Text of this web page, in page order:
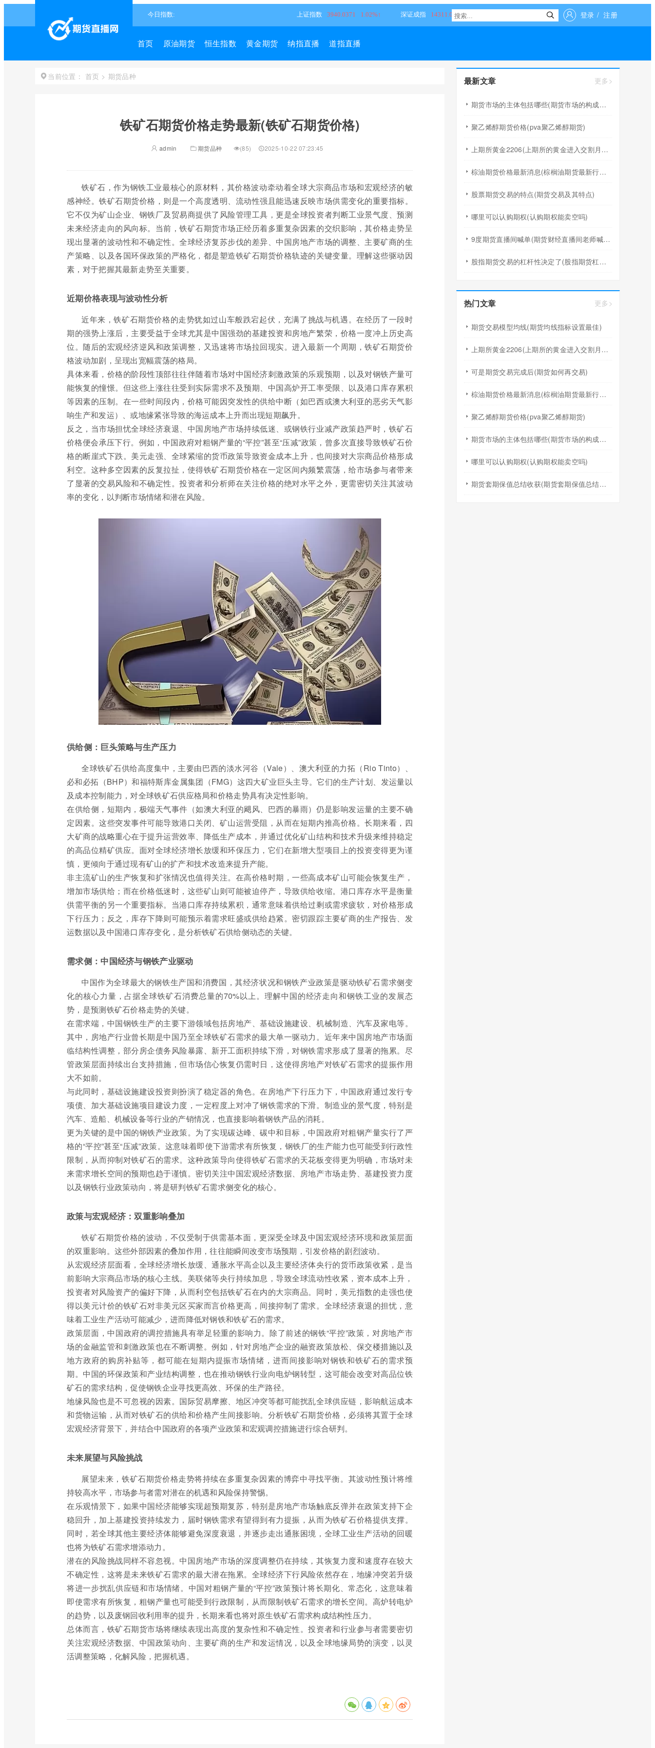
登录 / 注册
首页 原油期货 恒生指数 黄金期货 纳指直播 道指直播
当前位置： 首页 > 期货品种
铁矿石期货价格走势最新(铁矿石期货价格)
admin 期货品种 (85) 2025-10-22 07:23:45
铁矿石，作为钢铁工业最核心的原材料，其价格波动牵动着全球大宗商品市场和宏观经济的敏
感神经。铁矿石期货价格，则是一个高度透明、流动性强且能迅速反映市场供需变化的重要指标。
它不仅为矿山企业、钢铁厂及贸易商提供了风险管理工具，更是全球投资者判断工业景气度、预测
未来经济走向的风向标。当前，铁矿石期货市场正经历着多重复杂因素的交织影响，其价格走势呈
现出显著的波动性和不确定性。全球经济复苏步伐的差异、中国房地产市场的调整、主要矿商的生
产策略、以及各国环保政策的严格化，都是塑造铁矿石期货价格轨迹的关键变量。理解这些驱动因
素，对于把握其最新走势至关重要。
近期价格表现与波动性分析
近年来，铁矿石期货价格的走势犹如过山车般跌宕起伏，充满了挑战与机遇。在经历了一段时
期的强势上涨后，主要受益于全球尤其是中国强劲的基建投资和房地产繁荣，价格一度冲上历史高
位。随后的宏观经济逆风和政策调整，又迅速将市场拉回现实。进入最新一个周期，铁矿石期货价
格波动加剧，呈现出宽幅震荡的格局。
具体来看，价格的阶段性顶部往往伴随着市场对中国经济刺激政策的乐观预期，以及对钢铁产量可
能恢复的憧憬。但这些上涨往往受到实际需求不及预期、中国高炉开工率受限、以及港口库存累积
等因素的压制。在一些时间段内，价格可能因突发性的供给中断（如巴西或澳大利亚的恶劣天气影
响生产和发运）、或地缘紧张导致的海运成本上升而出现短期飙升。
反之，当市场担忧全球经济衰退、中国房地产市场持续低迷、或钢铁行业减产政策趋严时，铁矿石
价格便会承压下行。例如，中国政府对粗钢产量的“平控”甚至“压减”政策，曾多次直接导致铁矿石价
格的断崖式下跌。美元走强、全球紧缩的货币政策导致资金成本上升，也间接对大宗商品价格形成
利空。这种多空因素的反复拉扯，使得铁矿石期货价格在一定区间内频繁震荡，给市场参与者带来
了显著的交易风险和不确定性。投资者和分析师在关注价格的绝对水平之外，更需密切关注其波动
率的变化，以判断市场情绪和潜在风险。
供给侧：巨头策略与生产压力
全球铁矿石供给高度集中，主要由巴西的淡水河谷（Vale）、澳大利亚的力拓（Rio Tinto）、
必和必拓（BHP）和福特斯库金属集团（FMG）这四大矿业巨头主导。它们的生产计划、发运量以
及成本控制能力，对全球铁矿石供应格局和价格走势具有决定性影响。
在供给侧，短期内，极端天气事件（如澳大利亚的飓风、巴西的暴雨）仍是影响发运量的主要不确
定因素。这些突发事件可能导致港口关闭、矿山运营受阻，从而在短期内推高价格。长期来看，四
大矿商的战略重心在于提升运营效率、降低生产成本，并通过优化矿山结构和技术升级来维持稳定
的高品位精矿供应。面对全球经济增长放缓和环保压力，它们在新增大型项目上的投资变得更为谨
慎，更倾向于通过现有矿山的扩产和技术改造来提升产能。
非主流矿山的生产恢复和扩张情况也值得关注。在高价格时期，一些高成本矿山可能会恢复生产，
增加市场供给；而在价格低迷时，这些矿山则可能被迫停产，导致供给收缩。港口库存水平是衡量
供需平衡的另一个重要指标。当港口库存持续累积，通常意味着供给过剩或需求疲软，对价格形成
下行压力；反之，库存下降则可能预示着需求旺盛或供给趋紧。密切跟踪主要矿商的生产报告、发
运数据以及中国港口库存变化，是分析铁矿石供给侧动态的关键。
需求侧：中国经济与钢铁产业驱动
中国作为全球最大的钢铁生产国和消费国，其经济状况和钢铁产业政策是驱动铁矿石需求侧变
化的核心力量，占据全球铁矿石消费总量的70%以上。理解中国的经济走向和钢铁工业的发展态
势，是预测铁矿石价格走势的关键。
在需求端，中国钢铁生产的主要下游领域包括房地产、基础设施建设、机械制造、汽车及家电等。
其中，房地产行业曾长期是中国乃至全球铁矿石需求的最大单一驱动力。近年来中国房地产市场面
临结构性调整，部分房企债务风险暴露、新开工面积持续下滑，对钢铁需求形成了显著的拖累。尽
管政策层面持续出台支持措施，但市场信心恢复仍需时日，这使得房地产对铁矿石需求的提振作用
大不如前。
与此同时，基础设施建设投资则扮演了稳定器的角色。在房地产下行压力下，中国政府通过发行专
项债、加大基础设施项目建设力度，一定程度上对冲了钢铁需求的下滑。制造业的景气度，特别是
汽车、造船、机械设备等行业的产销情况，也直接影响着钢铁产品的消耗。
更为关键的是中国的钢铁产业政策。为了实现碳达峰、碳中和目标，中国政府对粗钢产量实行了严
格的“平控”甚至“压减”政策。这意味着即使下游需求有所恢复，钢铁厂的生产能力也可能受到行政性
限制，从而抑制对铁矿石的需求。这种政策导向使得铁矿石需求的天花板变得更为明确，市场对未
来需求增长空间的预期也趋于谨慎。密切关注中国宏观经济数据、房地产市场走势、基建投资力度
以及钢铁行业政策动向，将是研判铁矿石需求侧变化的核心。
政策与宏观经济：双重影响叠加
铁矿石期货价格的波动，不仅受制于供需基本面，更深受全球及中国宏观经济环境和政策层面
的双重影响。这些外部因素的叠加作用，往往能瞬间改变市场预期，引发价格的剧烈波动。
从宏观经济层面看，全球经济增长放缓、通胀水平高企以及主要经济体央行的货币政策收紧，是当
前影响大宗商品市场的核心主线。美联储等央行持续加息，导致全球流动性收紧，资本成本上升，
投资者对风险资产的偏好下降，从而利空包括铁矿石在内的大宗商品。同时，美元指数的走强也使
得以美元计价的铁矿石对非美元区买家而言价格更高，间接抑制了需求。全球经济衰退的担忧，意
味着工业生产活动可能减少，进而降低对钢铁和铁矿石的需求。
政策层面，中国政府的调控措施具有举足轻重的影响力。除了前述的钢铁“平控”政策，对房地产市
场的金融监管和刺激政策也在不断调整。例如，针对房地产企业的融资政策放松、保交楼措施以及
地方政府的购房补贴等，都可能在短期内提振市场情绪，进而间接影响对钢铁和铁矿石的需求预
期。中国的环保政策和产业结构调整，也在推动钢铁行业向电炉钢转型，这可能会改变对高品位铁
矿石的需求结构，促使钢铁企业寻找更高效、环保的生产路径。
地缘风险也是不可忽视的因素。国际贸易摩擦、地区冲突等都可能扰乱全球供应链，影响航运成本
和货物运输，从而对铁矿石的供给和价格产生间接影响。分析铁矿石期货价格，必须将其置于全球
宏观经济背景下，并结合中国政府的各项产业政策和宏观调控措施进行综合研判。
未来展望与风险挑战
展望未来，铁矿石期货价格走势将持续在多重复杂因素的博弈中寻找平衡。其波动性预计将维
持较高水平，市场参与者需对潜在的机遇和风险保持警惕。
在乐观情景下，如果中国经济能够实现超预期复苏，特别是房地产市场触底反弹并在政策支持下企
稳回升，加上基建投资持续发力，届时钢铁需求有望得到有力提振，从而为铁矿石价格提供支撑。
同时，若全球其他主要经济体能够避免深度衰退，并逐步走出通胀困境，全球工业生产活动的回暖
也将为铁矿石需求增添动力。
潜在的风险挑战同样不容忽视。中国房地产市场的深度调整仍在持续，其恢复力度和速度存在较大
不确定性，这将是未来铁矿石需求的最大潜在拖累。全球经济下行风险依然存在，地缘冲突若升级
将进一步扰乱供应链和市场情绪。中国对粗钢产量的“平控”政策预计将长期化、常态化，这意味着
即使需求有所恢复，粗钢产量也可能受到行政限制，从而限制铁矿石需求的增长空间。高炉转电炉
的趋势，以及废钢回收利用率的提升，长期来看也将对原生铁矿石需求构成结构性压力。
总体而言，铁矿石期货市场将继续表现出高度的复杂性和不确定性。投资者和行业参与者需要密切
关注宏观经济数据、中国政策动向、主要矿商的生产和发运情况，以及全球地缘局势的演变，以灵
活调整策略，化解风险，把握机遇。
最新文章 更多>
期货市场的主体包括哪些(期货市场的构成要素)
聚乙烯醇期货价格(pva聚乙烯醇期货)
上期所黄金2206(上期所的黄金进入交割月应该取整)
棕油期货价格最新消息(棕榈油期货最新行情分析)
股票期货交易的特点(期货交易及其特点)
哪里可以认购期权(认购期权能卖空吗)
9度期货直播间喊单(期货财经直播间老师喊单)
股指期货交易的杠杆性决定了(股指期货杠杆要利息吗)
热门文章 更多>
期货交易模型均线(期货均线指标设置最佳)
上期所黄金2206(上期所的黄金进入交割月应该取整)
可是期货交易完成后(期货如何再交易)
棕油期货价格最新消息(棕榈油期货最新行情分析)
聚乙烯醇期货价格(pva聚乙烯醇期货)
期货市场的主体包括哪些(期货市场的构成要素)
哪里可以认购期权(认购期权能卖空吗)
期货套期保值总结收获(期货套期保值总结收获与体会)